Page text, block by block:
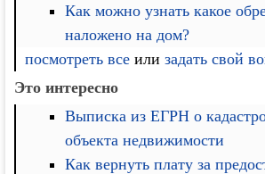
Как можно узнать какое
наложено на дом?
посмотреть все илизадать свой
Это интересно
Выписка из ЕГРН о
объекта недвижимости
Как вернуть плату за